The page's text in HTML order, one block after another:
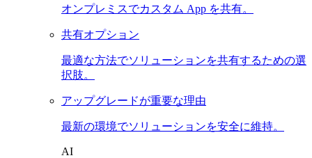
オンプレミスでカスタム App を共有。
共有オプション
最適な方法でソリューションを共有するための選
択肢。
アップグレードが重要な理由
最新の環境でソリューションを安全に維持。
AI